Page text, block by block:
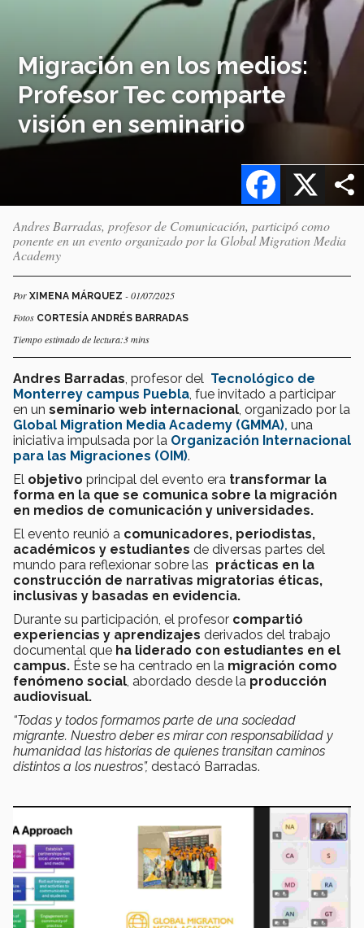
Migración en los medios:
Profesor Tec comparte
visión en seminario
X
Facebook
Andres Barradas, profesor de Comunicación, participó como
ponente en un evento organizado por la Global Migration Media
Academy
Por XIMENA MÁRQUEZ - 01/07/2025
Fotos CORTESÍA ANDRÉS BARRADAS
Tiempo estimado de lectura:3 mins
Andres Barradas , profesor del Tecnológico de
Monterrey campus Puebla , fue invitado a participar
en un seminario web internacional , organizado por la
Global Migration Media Academy (GMMA), una
iniciativa impulsada por la Organización Internacional
para las Migraciones (OIM).
El objetivo principal del evento era transformar la
forma en la que se comunica sobre la migración
en medios de comunicación y universidades.
El evento reunió a comunicadores, periodistas,
académicos y estudiantes de diversas partes del
mundo para reflexionar sobre las prácticas en la
construcción de narrativas migratorias éticas,
inclusivas y basadas en evidencia.
Durante su participación, el profesor compartió
experiencias y aprendizajes derivados del trabajo
documental que ha liderado con estudiantes en el
campus. Éste se ha centrado en la migración como
fenómeno social , abordado desde la producción
audiovisual.
“Todas y todos formamos parte de una sociedad
migrante. Nuestro deber es mirar con responsabilidad y
humanidad las historias de quienes transitan caminos
distintos a los nuestros”, destacó Barradas.